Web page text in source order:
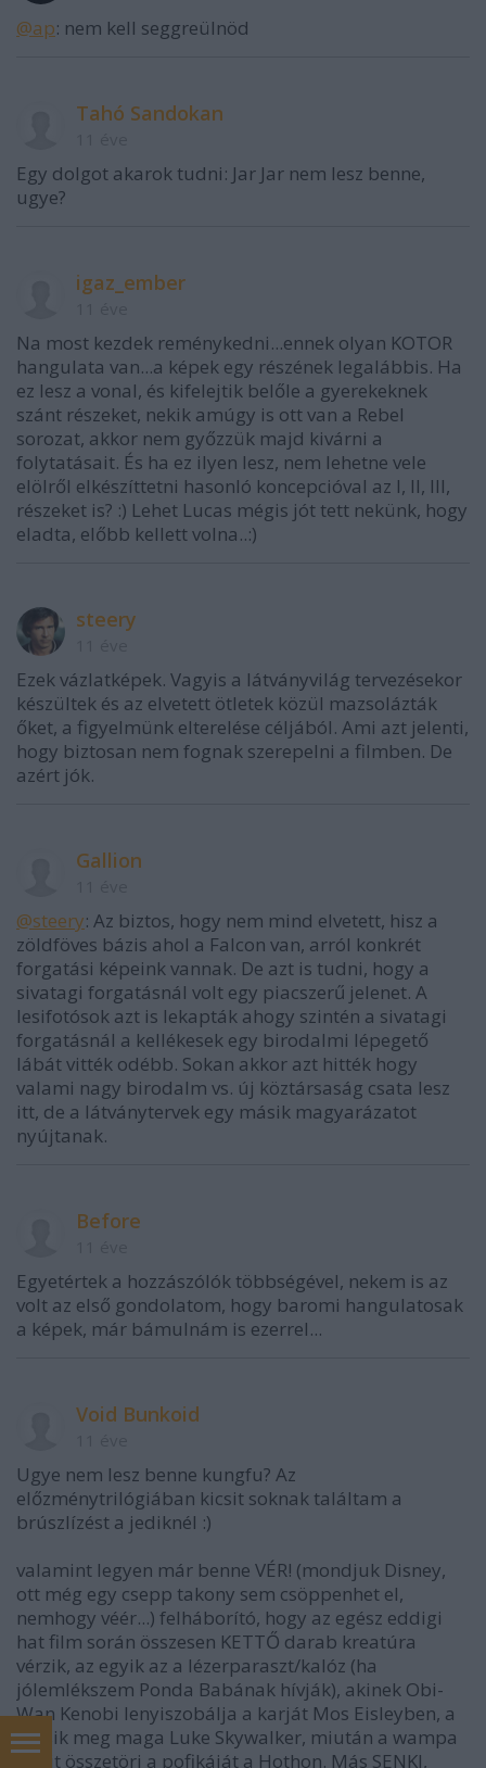
@ap: nem kell seggreülnöd
Tahó Sandokan
Egy dolgot akarok tudni: Jar Jar nem lesz benne,
ugye?
igaz_ember
Na most kezdek reménykedni...ennek olyan KOTOR
hangulata van...a képek egy részének legalábbis. Ha
ez lesz a vonal, és kifelejtik belőle a gyerekeknek
szánt részeket, nekik amúgy is ott van a Rebel
sorozat, akkor nem győzzük majd kivárni a
folytatásait. És ha ez ilyen lesz, nem lehetne vele
elölről elkészíttetni hasonló koncepcióval az I, II, III,
részeket is? :) Lehet Lucas mégis jót tett nekünk, hogy
eladta, előbb kellett volna..:)
steery
Ezek vázlatképek. Vagyis a látványvilág tervezésekor
készültek és az elvetett ötletek közül mazsolázták
őket, a figyelmünk elterelése céljából. Ami azt jelenti,
hogy biztosan nem fognak szerepelni a filmben. De
azért jók.
Gallion
@steery: Az biztos, hogy nem mind elvetett, hisz a
zöldföves bázis ahol a Falcon van, arról konkrét
forgatási képeink vannak. De azt is tudni, hogy a
sivatagi forgatásnál volt egy piacszerű jelenet. A
lesifotósok azt is lekapták ahogy szintén a sivatagi
forgatásnál a kellékesek egy birodalmi lépegető
lábát vitték odébb. Sokan akkor azt hitték hogy
valami nagy birodalm vs. új köztársaság csata lesz
itt, de a látványtervek egy másik magyarázatot
nyújtanak.
Before
Egyetértek a hozzászólók többségével, nekem is az
volt az első gondolatom, hogy baromi hangulatosak
a képek, már bámulnám is ezerrel...
Void Bunkoid
Ugye nem lesz benne kungfu? Az
előzménytrilógiában kicsit soknak találtam a
brúszlízést a jediknél :)
valamint legyen már benne VÉR! (mondjuk Disney,
ott még egy csepp takony sem csöppenhet el,
nemhogy véér...) felháborító, hogy az egész eddigi
hat film során összesen KETTŐ darab kreatúra
vérzik, az egyik az a lézerparaszt/kalóz (ha
jólemlékszem Ponda Babának hívják), akinek Obi-
Wan Kenobi lenyiszobálja a karját Mos Eisleyben, a
másik meg maga Luke Skywalker, miután a wampa
kicsit összetöri a pofikáját a Hothon. Más SENKI,